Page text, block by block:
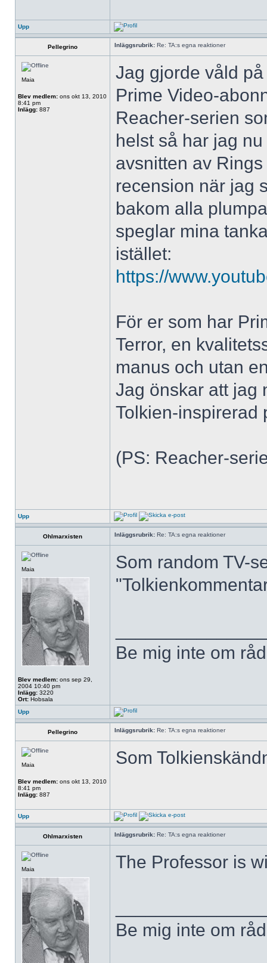
Upp
Pellegrino Inläggsrubrik: Re: TA:s egna reaktioner
Maia
Blev medlem: ons okt 13, 2010
8:41 pm
Inlägg: 887
Jag gjorde våld
Prime Video-
Reacher-serien
helst så har jag
avsnitten av
recension när jag
bakom alla
speglar mina
istället:
https://
För er som har
Terror, en
manus och utan
Jag önskar att jag
Tolkien-inspirerad
(PS: Reacher-
Upp
Ohlmarxisten Inläggsrubrik: Re: TA:s egna reaktioner
Maia
Blev medlem: ons sep 29,
2004 10:40 pm
Inlägg: 3220
Ort: Hobsala
Som random TV-
Be mig inte om
Upp
Pellegrino Inläggsrubrik: Re: TA:s egna reaktioner
Maia
Blev medlem: ons okt 13, 2010
8:41 pm
Inlägg: 887
Som
Upp
Ohlmarxisten Inläggsrubrik: Re: TA:s egna reaktioner
Maia The Professor is
Be mig inte om